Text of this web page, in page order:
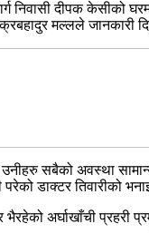
निवासी दीपक केसीको
मल्लले जानकारी
उनीहरु सबैको अवस्था
डाक्टर तिवारीको
भैरहेको अर्घाखाँची